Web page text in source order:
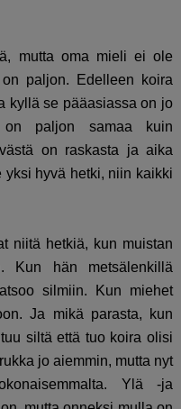
mutta oma mieli ei ole
paljon. Edelleen koira
kyllä se pääasiassa on jo
paljon samaa kuin
on raskasta ja aika
yksi hyvä hetki, niin kaikki
niitä hetkiä, kun muistan
Kun hän metsälenkillä
silmiin. Kun miehet
Ja mikä parasta, kun
siltä että tuo koira olisi
jo aiemmin, mutta nyt
Ylä -ja